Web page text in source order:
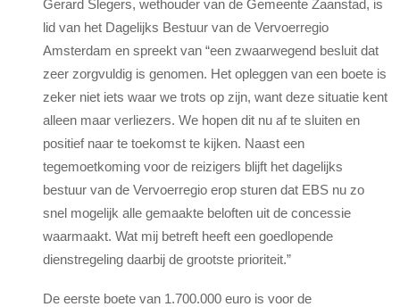
Gerard Slegers, wethouder van de Gemeente Zaanstad, is
lid van het Dagelijks Bestuur van de Vervoerregio
Amsterdam en spreekt van “een zwaarwegend besluit dat
zeer zorgvuldig is genomen. Het opleggen van een boete is
zeker niet iets waar we trots op zijn, want deze situatie kent
alleen maar verliezers. We hopen dit nu af te sluiten en
positief naar te toekomst te kijken. Naast een
tegemoetkoming voor de reizigers blijft het dagelijks
bestuur van de Vervoerregio erop sturen dat EBS nu zo
snel mogelijk alle gemaakte beloften uit de concessie
waarmaakt. Wat mij betreft heeft een goedlopende
dienstregeling daarbij de grootste prioriteit.”
De eerste boete van 1.700.000 euro is voor de